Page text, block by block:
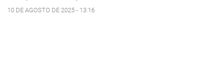
10 DE AGOSTO DE 2025 - 13:16